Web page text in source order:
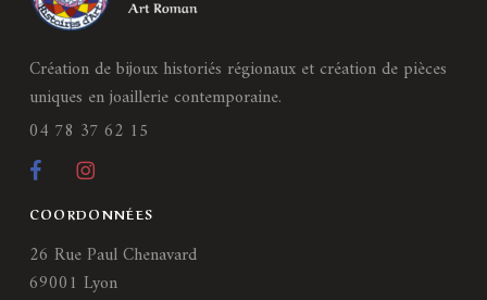
Création de bijoux historiés régionaux et création de pièces
uniques en joaillerie contemporaine.
04 78 37 62 15
COORDONNÉES
26 Rue Paul Chenavard
69001 Lyon